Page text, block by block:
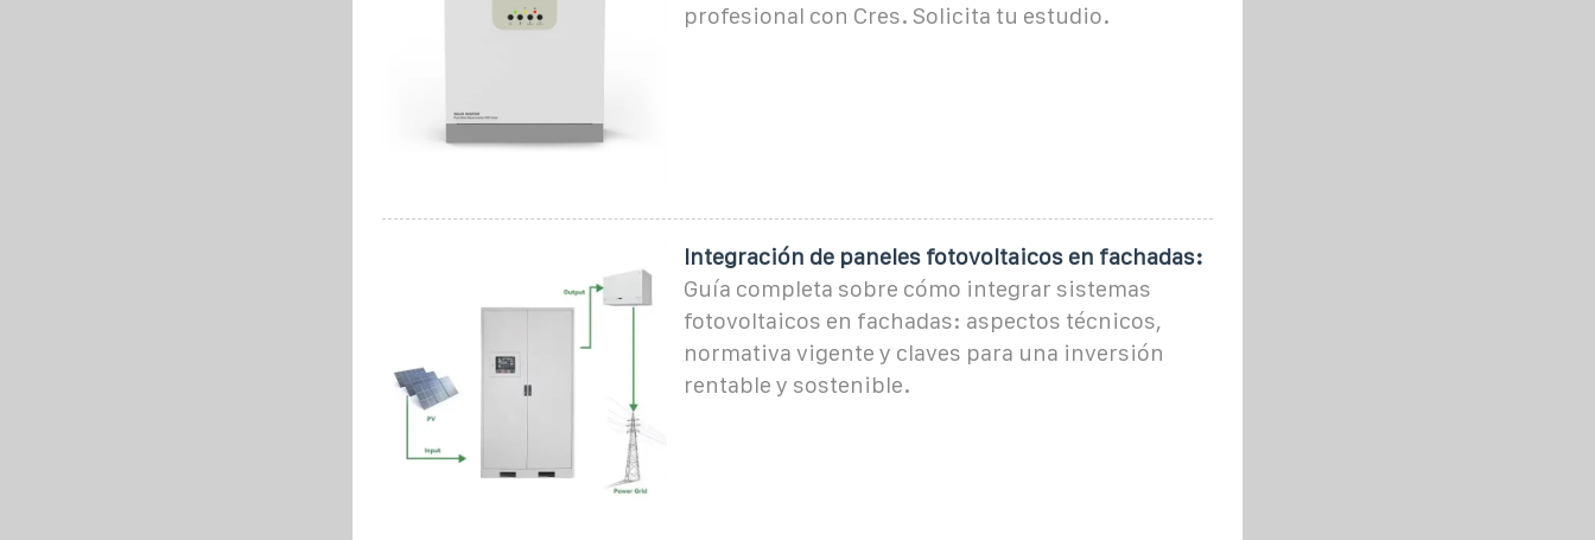
profesional con Cres. Solicita tu estudio.
Integración de paneles fotovoltaicos en fachadas:
Guía completa sobre cómo integrar sistemas
fotovoltaicos en fachadas: aspectos técnicos,
normativa vigente y claves para una inversión
rentable y sostenible.